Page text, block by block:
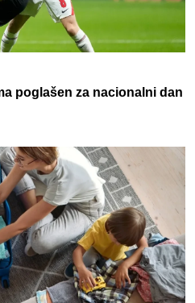
poglašen za nacionalni dan